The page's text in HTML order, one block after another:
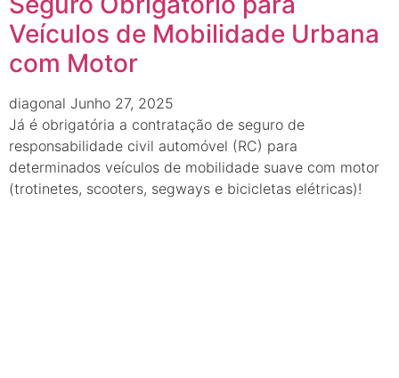
Veículos de Mobilidade Urbana
com Motor
diagonal Junho 27, 2025
Já é obrigatória a contratação de seguro de
responsabilidade civil automóvel (RC) para
determinados veículos de mobilidade suave com motor
(trotinetes, scooters, segways e bicicletas elétricas)!